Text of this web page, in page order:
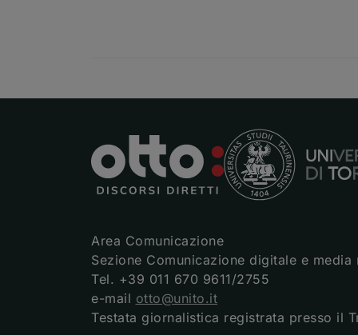
Area Comunicazione
Sezione Comunicazione digitale e media
Tel. +39 011 670 9611/2755
e-mail otto@unito.it
Testata giornalistica registrata presso il